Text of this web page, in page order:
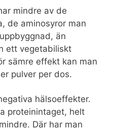
mindre av de
de aminosyror man
än
ett vegetabiliskt
sämre effekt kan man
pulver per dos.
hälsoeffekter.
proteinintaget, helt
Där har man